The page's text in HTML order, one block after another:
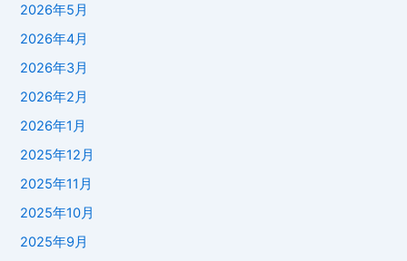
2026年5月
2026年4月
2026年3月
2026年2月
2026年1月
2025年12月
2025年11月
2025年10月
2025年9月